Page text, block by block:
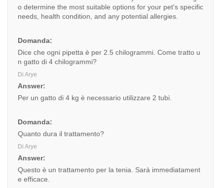
o determine the most suitable options for your pet's specific
needs, health condition, and any potential allergies.
Domanda:
Dice che ogni pipetta è per 2.5 chilogrammi. Come tratto u
n gatto di 4 chilogrammi?
Di Arye
Answer:
Per un gatto di 4 kg è necessario utilizzare 2 tubi.
Domanda:
Quanto dura il trattamento?
Di Arye
Answer:
Questo è un trattamento per la tenia. Sarà immediatament
e efficace.